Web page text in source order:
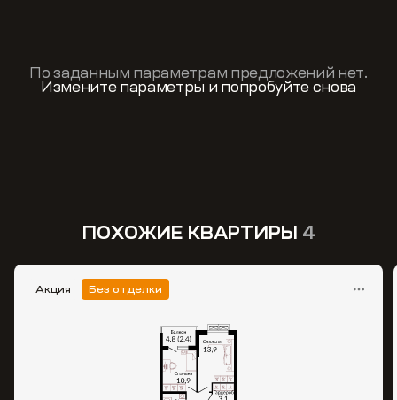
По заданным параметрам предложений нет.
Измените параметры и попробуйте снова
ПОХОЖИЕ КВАРТИРЫ 4
Акция Без отделки